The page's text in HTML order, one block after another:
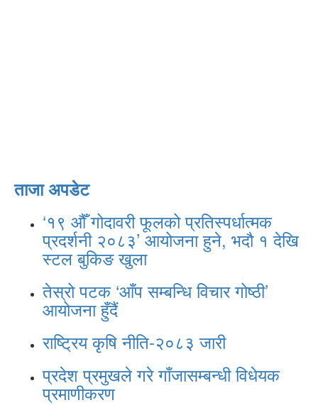
ताजा अपडेट
‘१९ औँ गोदावरी फूलको प्रतिस्पर्धात्मक
प्रदर्शनी २०८३’ आयोजना हुने, भदौ १ देखि
स्टल बुकिङ खुला
तेस्रो पटक ‘आँप सम्बन्धि विचार गोष्ठी’
आयोजना हुँदैं
राष्ट्रिय कृषि नीति-२०८३ जारी
प्रदेश प्रमुखले गरे गाँजासम्बन्धी विधेयक
प्रमाणीकरण